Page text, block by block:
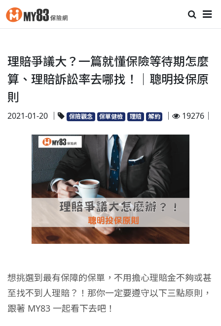
理賠爭議大？一篇就懂保險等待期怎麼
算、理賠訴訟率去哪找！｜聰明投保原
則
2021-01-20 ｜ 保險觀念 保單健檢 理賠 解約 ｜ 19276｜
想挑選到最有保障的保單，不用擔心理賠金不夠或甚
至找不到人理賠？！那你一定要遵守以下三點原則，
跟著 MY83 一起看下去吧！